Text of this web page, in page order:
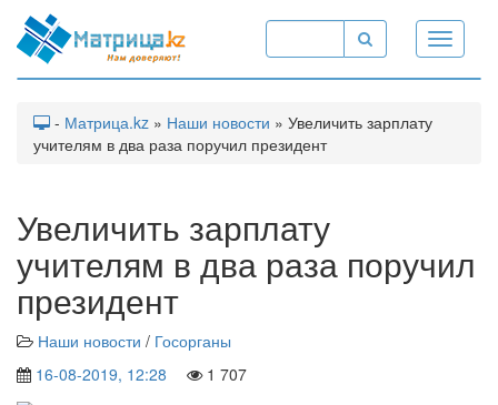
Toggle
- Матрица.kz » Наши новости » Увеличить зарплату
учителям в два раза поручил президент
Увеличить зарплату
учителям в два раза поручил
президент
Наши новости / Госорганы
16-08-2019, 12:28
1 707